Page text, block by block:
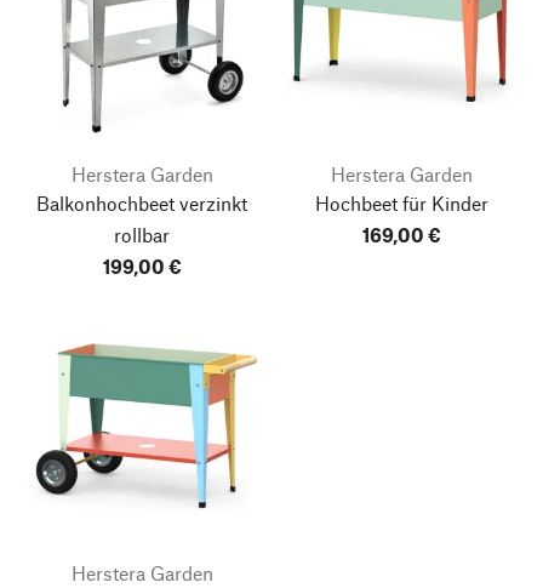
Herstera Garden
Balkonhochbeet verzinkt
rollbar
199,00 €
Herstera Garden
Hochbeet für Kinder
169,00 €
Herstera Garden